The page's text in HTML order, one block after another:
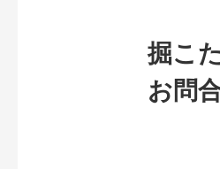
掘こ
お問